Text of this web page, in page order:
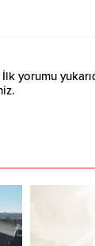
İlk yorumu